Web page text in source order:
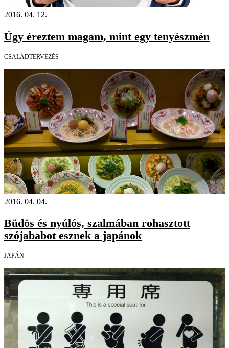
2016. 04. 12.
Úgy éreztem magam, mint egy tenyészmén
CSALÁDTERVEZÉS
2016. 04. 04.
Büdös és nyúlós, szalmában rohasztott
szójababot esznek a japánok
JAPÁN